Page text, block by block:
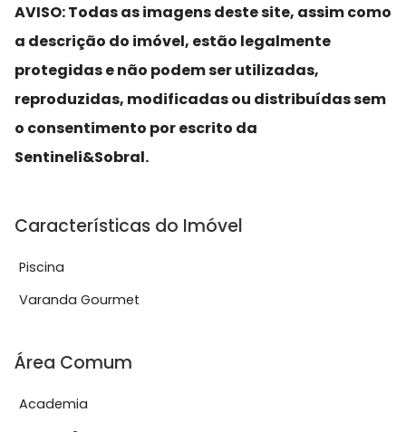
AVISO: Todas as imagens deste site, assim como
a descrição do imóvel, estão legalmente
protegidas e não podem ser utilizadas,
reproduzidas, modificadas ou distribuídas sem
o consentimento por escrito da
Sentineli&Sobral.
Características do Imóvel
Piscina
Varanda Gourmet
Área Comum
Academia